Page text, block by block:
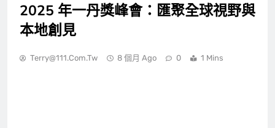
2025 年一丹獎峰會：匯聚全球視野與
本地創見
Terry@111.com.tw 8 個月 Ago 0 1 Mins